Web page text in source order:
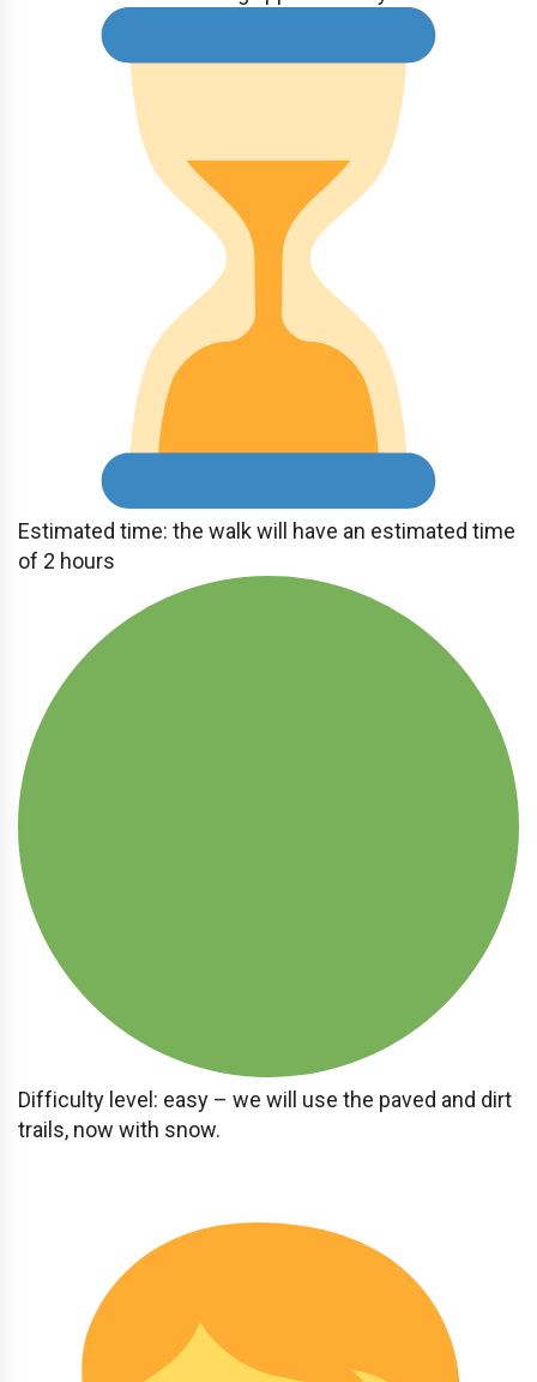
Estimated time: the walk will have an estimated time
of 2 hours
Difficulty level: easy – we will use the paved and dirt
trails, now with snow.